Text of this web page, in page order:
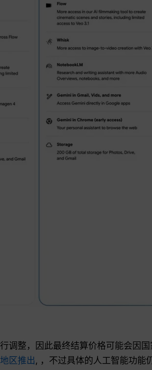
调整，因此最终结算价格可能会因
区推出, ，不过具体的人工智能功能